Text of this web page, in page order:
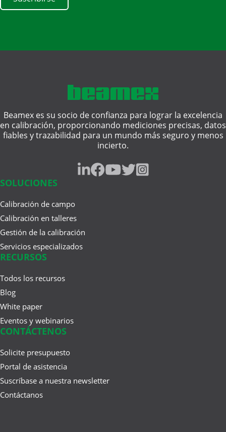
Beamex es su socio de confianza para lograr la excelencia
en calibración, proporcionando mediciones precisas, datos
fiables y trazabilidad para un mundo más seguro y menos
incierto.
SOLUCIONES
Calibración de campo
Calibración en talleres
Gestión de la calibración
Servicios especializados
RECURSOS
Todos los recursos
Blog
White paper
Eventos y webinarios
CONTÁCTENOS
Solicite presupuesto
Portal de asistencia
Suscríbase a nuestra newsletter
Contáctanos